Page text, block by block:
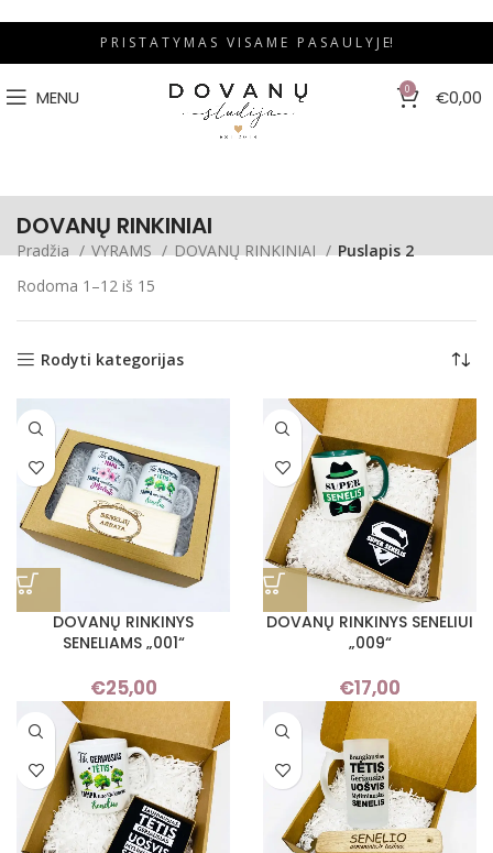
P R I S T A T Y M A S V I S A M E P A S A U L Y J E!
MENU 0 €0,00
DOVANŲ RINKINIAI
Pradžia VYRAMS DOVANŲ RINKINIAI
Puslapis 2
Rodoma 1–12 iš 15
Rodyti kategorijas
DOVANŲ RINKINYS
SENELIAMS „001“
€25,00
DOVANŲ RINKINYS SENELIUI
„009“
€17,00